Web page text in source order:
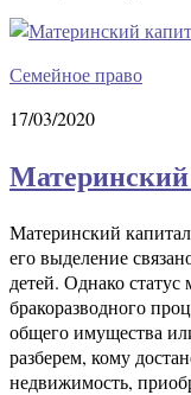
Семейное право
17/03/2020
Материнский
Материнский
его выделение
детей. Однако
бракоразводного
общего имущества
разберем, кому
недвижимость,